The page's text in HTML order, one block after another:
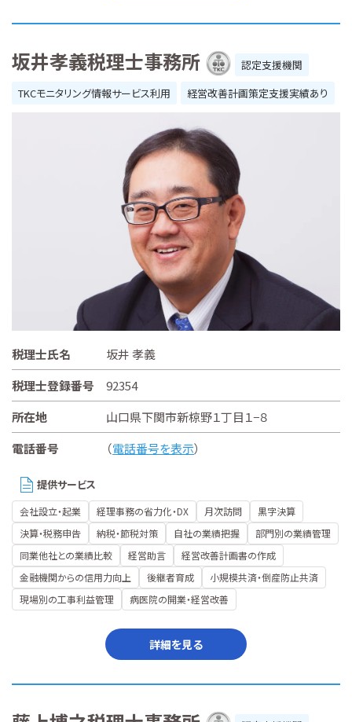
坂井孝義税理士事務所
認定支援機関
TKCモニタリング情報サービス利用
経営改善計画策定支援実績あり
税理士氏名
坂井 孝義
税理士登録番号
92354
所在地
山口県下関市新椋野１丁目１−８
電話番号
（電話番号を表示）
提供サービス
会社設立・起業 経理事務の省力化・DX 月次訪問
黒字決算
決算・税務申告
納税・節税対策 自社の業績把握
部門別の業績管理
同業他社との業績比較
経営助言
経営改善計画書の作成
金融機関からの信用力向上
後継者育成
小規模共済・倒産防止共済
現場別の工事利益管理
病医院の開業・経営改善
詳細を見る